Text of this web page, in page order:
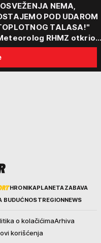
NEMA,
POD UDAROM
TALASA!"
RHMZ otkrio
vreme nas čeka do
avgusta
HRONIKAPLANETAZABAVA
BUDUĆNOSTREGIONNEWS
o kolačićimaArhiva
korišćenja